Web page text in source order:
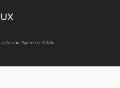
Audio System 2026